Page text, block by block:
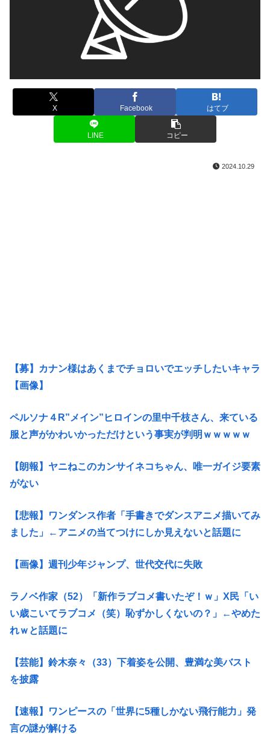
X Facebook はてブ
LINE コピー
2024.10.29
【募】カナン様はあくまでチョロいでエッチしたいキャラ
【画像】
ペルソナ４R”メイン”ヒロインの里中千枝さん、来ている
服と声がかわいかっただけという事実が判明ｗｗｗｗｗ
【朗報】ヤニねこのカンサイネコちゃん、唯一ガイジ要素
がない
【悲報】ワンダンス作者「手書きでダンスアニメ描いてみ
ました」←アニメの当てつけにしか見えないと話題に
【画像】週刊少年ジャンプ、世代交代に失敗
ラノベ作家（52）「新作ラブコメ書いたぞ！ｗ」X民「い
い歳こいてラブコメ（笑）恥ずかしくないの？」←やめた
れｗと話題に
【芸能】鈴木奈々（33）下着姿を公開、豊満な美バスト
を披露
【速報】ワンピースの「世界に5種しかない飛行能力」発
言の謎が解ける